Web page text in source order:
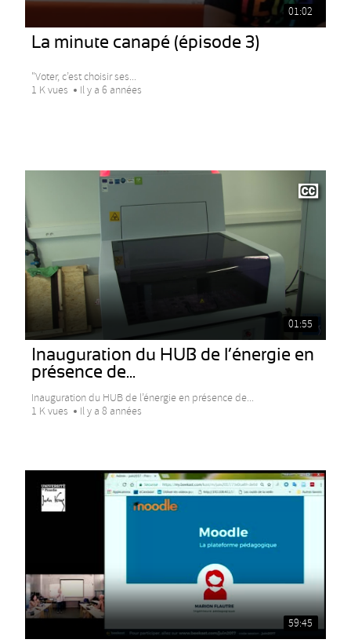
01:02
La minute canapé (épisode 3)
"Voter, c’est choisir ses...
1 K vues
Il y a 6 années
01:55
Inauguration du HUB de l’énergie en
présence de...
Inauguration du HUB de l’énergie en présence de...
1 K vues
Il y a 8 années
59:45